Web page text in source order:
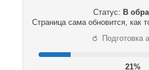
Статус: В
Страница сама обновится, как
⟳ Подготовка
21%